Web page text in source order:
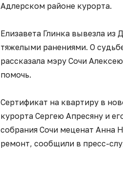
Адлерском районе курорта.
Елизавета Глинка вывезла из
тяжелыми ранениями. О
рассказала мэру Сочи
помочь.
Сертификат на квартиру в
курорта Сергею Апресяну и
собрания Сочи меценат Анна
ремонт, сообщили в пресс-